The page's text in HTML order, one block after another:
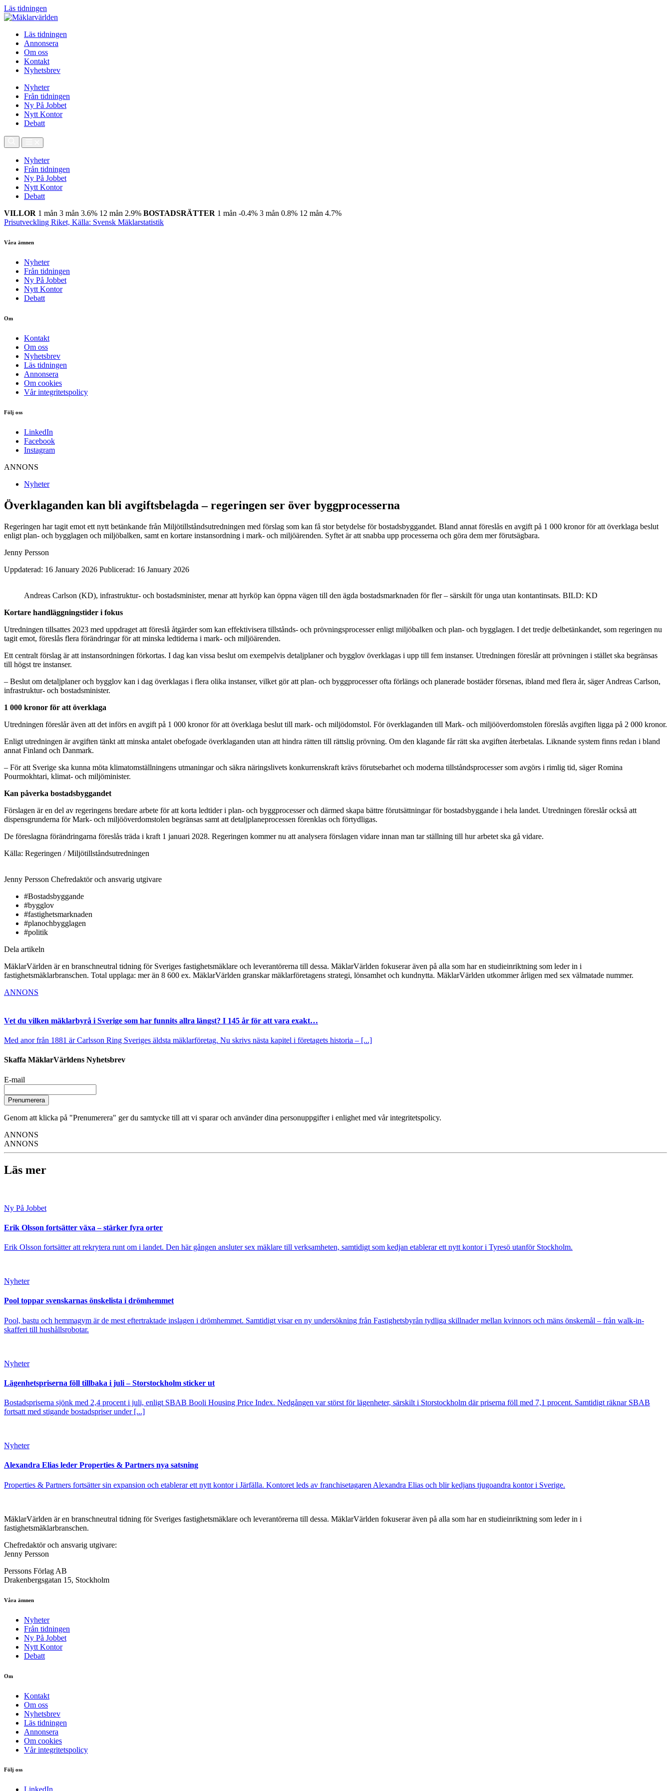
Läs tidningen
Läs tidningen
Annonsera
Om oss
Kontakt
Nyhetsbrev
Nyheter
Från tidningen
Ny På Jobbet
Nytt Kontor
Debatt
Nyheter
Från tidningen
Ny På Jobbet
Nytt Kontor
Debatt
VILLOR 1 mån 3 mån 3.6% 12 mån 2.9% BOSTADSRÄTTER 1 mån -0.4% 3 mån 0.8% 12 mån 4.7%
Prisutveckling Riket, Källa: Svensk Mäklarstatistik
Våra ämnen
Nyheter
Från tidningen
Ny På Jobbet
Nytt Kontor
Debatt
Om
Kontakt
Om oss
Nyhetsbrev
Läs tidningen
Annonsera
Om cookies
Vår integritetspolicy
Följ oss
LinkedIn
Facebook
Instagram
ANNONS
Nyheter
Överklaganden kan bli avgiftsbelagda – regeringen ser över byggprocesserna
Regeringen har tagit emot ett nytt betänkande från Miljötillståndsutredningen med förslag som kan få stor betydelse för bostadsbyggandet. Bland annat föreslås en avgift på 1 000 kronor för att överklaga beslut
enligt plan- och bygglagen och miljöbalken, samt en kortare instansordning i mark- och miljöärenden. Syftet är att snabba upp processerna och göra dem mer förutsägbara.
Jenny Persson
Uppdaterad: 16 January 2026 Publicerad: 16 January 2026
Andreas Carlson (KD), infrastruktur- och bostadsminister, menar att hyrköp kan öppna vägen till den ägda bostadsmarknaden för fler – särskilt för unga utan kontantinsats. BILD: KD
Kortare handläggningstider i fokus
Utredningen tillsattes 2023 med uppdraget att föreslå åtgärder som kan effektivisera tillstånds- och prövningsprocesser enligt miljöbalken och plan- och bygglagen. I det tredje delbetänkandet, som regeringen nu
tagit emot, föreslås flera förändringar för att minska ledtiderna i mark- och miljöärenden.
Ett centralt förslag är att instansordningen förkortas. I dag kan vissa beslut om exempelvis detaljplaner och bygglov överklagas i upp till fem instanser. Utredningen föreslår att prövningen i stället ska begränsas
till högst tre instanser.
– Beslut om detaljplaner och bygglov kan i dag överklagas i flera olika instanser, vilket gör att plan- och byggprocesser ofta förlängs och planerade bostäder försenas, ibland med flera år, sägerAndreas Carlson,
infrastruktur- och bostadsminister.
1 000 kronor för att överklaga
Utredningen föreslår även att det införs en avgift på 1 000 kronorför att överklaga beslut till mark- och miljödomstol. För överklaganden till Mark- och miljööverdomstolen föreslås avgiften ligga på 2 000 kronor.
Enligt utredningen är avgiften tänkt att minska antalet obefogade överklaganden utan att hindra rätten till rättslig prövning. Om den klagande får rätt ska avgiften återbetalas. Liknande system finns redan i bland
annat Finland och Danmark.
– För att Sverige ska kunna möta klimatomställningens utmaningar och säkra näringslivets konkurrenskraft krävs förutsebarhet och moderna tillståndsprocesser som avgörs i rimlig tid, sägerRomina
Pourmokhtari, klimat- och miljöminister.
Kan påverka bostadsbyggandet
Förslagen är en del av regeringens bredare arbete för att korta ledtider i plan- och byggprocesser och därmed skapa bättre förutsättningar för bostadsbyggande i hela landet. Utredningen föreslår också att
dispensgrunderna för Mark- och miljööverdomstolen begränsas samt att detaljplaneprocessen förenklas och förtydligas.
De föreslagna förändringarna föreslås träda i kraft 1 januari 2028. Regeringen kommer nu att analysera förslagen vidare innan man tar ställning till hur arbetet ska gå vidare.
Källa: Regeringen / Miljötillståndsutredningen
Jenny Persson Chefredaktör och ansvarig utgivare
#Bostadsbyggande
#bygglov
#fastighetsmarknaden
#planochbygglagen
#politik
Dela artikeln
MäklarVärlden är en branschneutral tidning för Sveriges fastighetsmäklare och leverantörerna till dessa. MäklarVärlden fokuserar även på alla som har en studieinriktning som leder in i
fastighetsmäklarbranschen. Total upplaga: mer än 8 600 ex. MäklarVärlden granskar mäklarföretagens strategi, lönsamhet och kundnytta. MäklarVärlden utkommer årligen med sex välmatade nummer.
ANNONS
Vet du vilken mäklarbyrå i Sverige som har funnits allra längst? I 145 år för att vara exakt…
Med anor från 1881 är Carlsson Ring Sveriges äldsta mäklarföretag. Nu skrivs nästa kapitel i företagets historia – [...]
Skaffa MäklarVärldens Nyhetsbrev
E-mail
Prenumerera
Genom att klicka på "Prenumerera" ger du samtycke till att vi sparar och använder dina personuppgifter i enlighet med vår integritetspolicy.
ANNONS
ANNONS
Läs mer
Ny På Jobbet
Erik Olsson fortsätter växa – stärker fyra orter
Erik Olsson fortsätter att rekrytera runt om i landet. Den här gången ansluter sex mäklare till verksamheten, samtidigt som kedjan etablerar ett nytt kontor i Tyresö utanför Stockholm.
Nyheter
Pool toppar svenskarnas önskelista i drömhemmet
Pool, bastu och hemmagym är de mest eftertraktade inslagen i drömhemmet. Samtidigt visar en ny undersökning från Fastighetsbyrån tydliga skillnader mellan kvinnors och mäns önskemål – från walk-in-
skafferi till hushållsrobotar.
Nyheter
Lägenhetspriserna föll tillbaka i juli – Storstockholm sticker ut
Bostadspriserna sjönk med 2,4 procent i juli, enligt SBAB Booli Housing Price Index. Nedgången var störst för lägenheter, särskilt i Storstockholm där priserna föll med 7,1 procent. Samtidigt räknar SBAB
fortsatt med stigande bostadspriser under [...]
Nyheter
Alexandra Elias leder Properties & Partners nya satsning
Properties & Partners fortsätter sin expansion och etablerar ett nytt kontor i Järfälla. Kontoret leds av franchisetagaren Alexandra Elias och blir kedjans tjugoandra kontor i Sverige.
MäklarVärlden är en branschneutral tidning för Sveriges fastighetsmäklare och leverantörerna till dessa. MäklarVärlden fokuserar även på alla som har en studieinriktning som leder in i
fastighetsmäklarbranschen.
Chefredaktör och ansvarig utgivare:
Jenny Persson
Perssons Förlag AB
Drakenbergsgatan 15, Stockholm
Våra ämnen
Nyheter
Från tidningen
Ny På Jobbet
Nytt Kontor
Debatt
Om
Kontakt
Om oss
Nyhetsbrev
Läs tidningen
Annonsera
Om cookies
Vår integritetspolicy
Följ oss